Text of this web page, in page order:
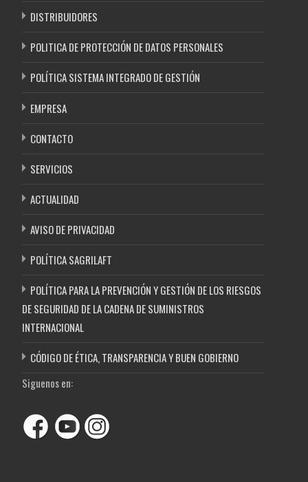
DISTRIBUIDORES
POLITICA DE PROTECCIÓN DE DATOS PERSONALES
POLÍTICA SISTEMA INTEGRADO DE GESTIÓN
EMPRESA
CONTACTO
SERVICIOS
ACTUALIDAD
AVISO DE PRIVACIDAD
POLÍTICA SAGRILAFT
POLÍTICA PARA LA PREVENCIÓN Y GESTIÓN DE LOS RIESGOS
DE SEGURIDAD DE LA CADENA DE SUMINISTROS
INTERNACIONAL
CÓDIGO DE ÉTICA, TRANSPARENCIA Y BUEN GOBIERNO
Siguenos en: